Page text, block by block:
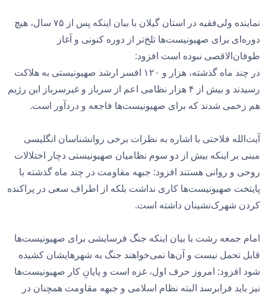
نماینده ولی‌فقیه در استان گیلان با بیان اینکه پس از ۷۵ سال، هیچ
دوره‌ای برای صهیونیست‌ها تلخ‌تر از دوره کنونی و آغاز
طوفان‌الاقصی نبوده است افزود:
در چند ماه گذشته، هزار و ۱۲۰ افسر ارشد صهیونیستی به هلاکت
رسیدند و بیش از ۴ هزار نظامی اعم از سرباز و غیرسرباز این رژیم
هم زخمی شدند که برای صهیونیست‌‌ها فاجعه و دردآور است.
آیت‌الله فلاحتی با اشاره به نظرات برخی روانشناسان انگلیسی
مبنی بر اینکه بیش از دو سوم نظامیان صهیونیستی دچار اختلالات
روحی و روانی هستند افزود: جبهه مقاومت در چند ماه گذشته با
پایتخت صهیونیست‌ها کاری نداشت بلکه از اطراف سعی در پراکنده
کردن شهرک‌نشینان داشته است.
امام جمعه رشت با بیان اینکه جنگ فرسایشی برای صهیونیست‌ها
قابل تحمل نیست و آن‌ها نمی‌خواهند جنگ به شهرهایشان کشیده
شود افزود: امروز حرف اول، غزه است و پایانِ کار صهیونیست‌ها
نیز باید فرابرسد البته نظام اسلامی و جبهه مقاومت همچنان در